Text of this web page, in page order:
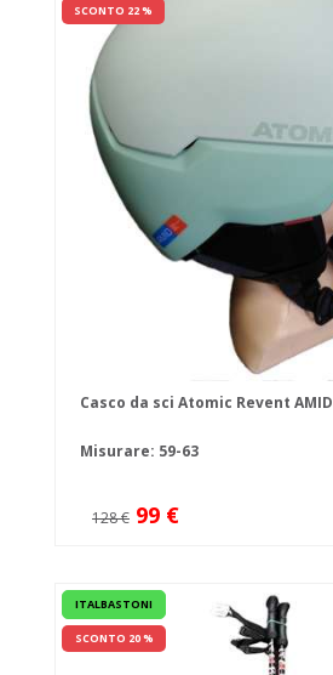
SCONTO 22 %
Casco da sci Atomic Revent AMID
Misurare: 59-63
128 € 99 €
ITALBASTONI
SCONTO 20 %